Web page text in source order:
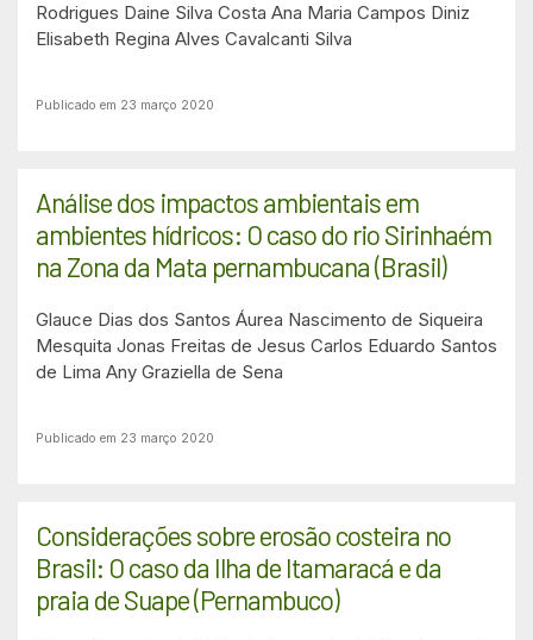
Rodrigues Daine Silva Costa Ana Maria Campos Diniz
Elisabeth Regina Alves Cavalcanti Silva
Publicado em 23 março 2020
Análise dos impactos ambientais em
ambientes hídricos: O caso do rio Sirinhaém
na Zona da Mata pernambucana (Brasil)
Glauce Dias dos Santos Áurea Nascimento de Siqueira
Mesquita Jonas Freitas de Jesus Carlos Eduardo Santos
de Lima Any Graziella de Sena
Publicado em 23 março 2020
Considerações sobre erosão costeira no
Brasil: O caso da Ilha de Itamaracá e da
praia de Suape (Pernambuco)